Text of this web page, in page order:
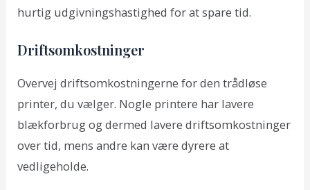
hurtig udgivningshastighed for at spare tid.
Driftsomkostninger
Overvej driftsomkostningerne for den trådløse
printer, du vælger. Nogle printere har lavere
blækforbrug og dermed lavere driftsomkostninger
over tid, mens andre kan være dyrere at
vedligeholde.